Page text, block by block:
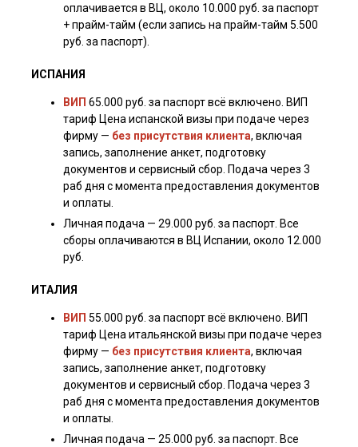
Я ознакомлен(а) с
Отправить
оплачивается в ВЦ, около 10.000 руб. за паспорт
+ прайм-тайм (если запись на прайм-тайм 5.500
руб. за паспорт).
ИСПАНИЯ
ВИП 65.000 руб. за паспорт всё включено. ВИП
тариф Цена испанской визы при подаче через
фирму — без присутствия клиента, включая
запись, заполнение анкет, подготовку
документов и сервисный сбор. Подача через 3
раб дня с момента предоставления документов
и оплаты.
Личная подача — 29.000 руб. за паспорт. Все
сборы оплачиваются в ВЦ Испании, около 12.000
руб.
ИТАЛИЯ
ВИП 55.000 руб. за паспорт всё включено. ВИП
тариф Цена итальянской визы при подаче через
фирму — без присутствия клиента, включая
запись, заполнение анкет, подготовку
документов и сервисный сбор. Подача через 3
раб дня с момента предоставления документов
и оплаты.
Личная подача — 25.000 руб. за паспорт. Все